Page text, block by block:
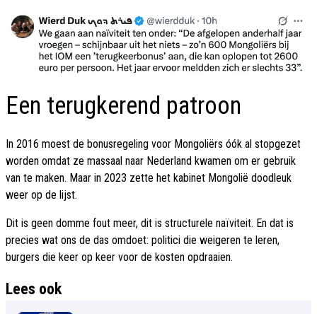
Een terugkerend patroon
In 2016 moest de bonusregeling voor Mongoliërs óók al stopgezet
worden omdat ze massaal naar Nederland kwamen om er gebruik
van te maken. Maar in 2023 zette het kabinet Mongolië doodleuk
weer op de lijst.
Dit is geen domme fout meer, dit is structurele naïviteit. En dat is
precies wat ons de das omdoet: politici die weigeren te leren,
burgers die keer op keer voor de kosten opdraaien.
Lees ook